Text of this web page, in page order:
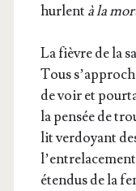
hurlent à la
La fièvre de la
Tous
de voir et
la pen­sée de
lit ver­doyant
éten­dus de la